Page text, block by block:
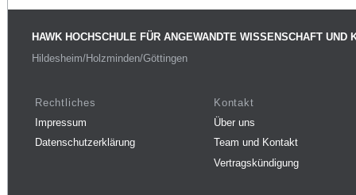
HAWK HOCHSCHULE FÜR ANGEWANDTE WISSENSCHAFT UND
Hildesheim/Holzminden/Göttingen
Rechtliches
Impressum
Datenschutzerklärung
Kontakt
Über uns
Team und Kontakt
Vertragskündigung